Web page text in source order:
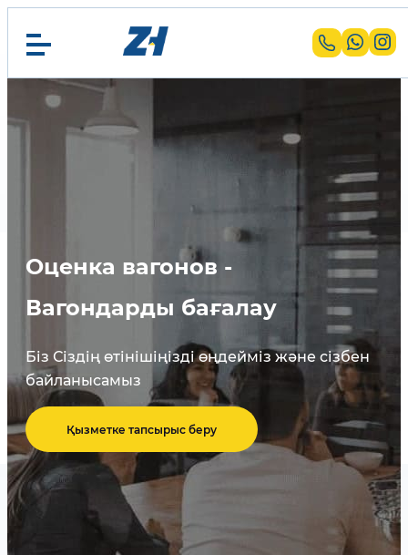
Оценка вагонов -
Вагондарды бағалау
Біз Сіздің өтінішіңізді өңдейміз және сізбен
байланысамыз
Қызметке тапсырыс беру